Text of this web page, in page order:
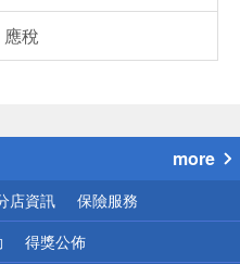
應稅
！
more
店資訊 保險服務
得獎公佈